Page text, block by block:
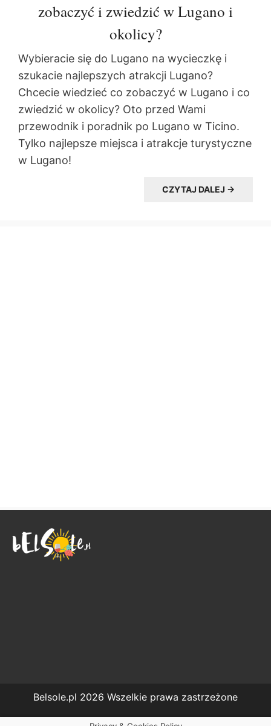
zobaczyć i zwiedzić w Lugano i
okolicy?
Wybieracie się do Lugano na wycieczkę i
szukacie najlepszych atrakcji Lugano?
Chcecie wiedzieć co zobaczyć w Lugano i co
zwiedzić w okolicy? Oto przed Wami
przewodnik i poradnik po Lugano w Ticino.
Tylko najlepsze miejsca i atrakcje turystyczne
w Lugano!
CZYTAJ DALEJ →
Belsole.pl 2026 Wszelkie prawa zastrzeżone